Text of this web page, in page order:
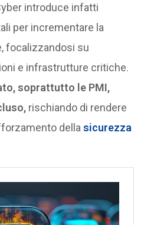
introduce infatti
per incrementare la
focalizzandosi su
e infrastrutture critiche.
soprattutto le PMI,
rischiando di rendere
dellasicurezza